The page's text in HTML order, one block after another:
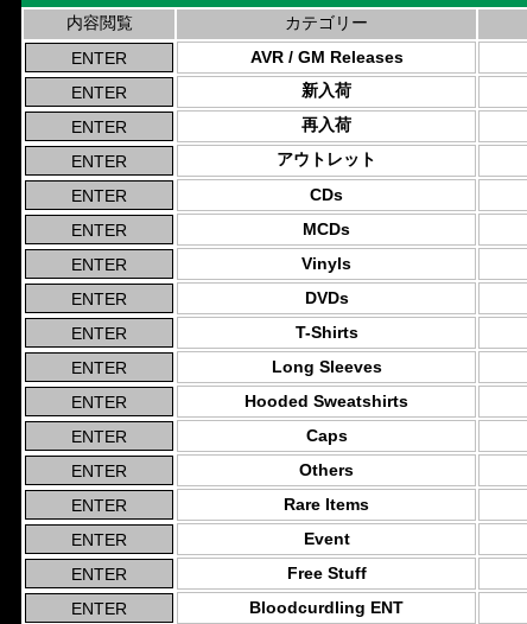
内容閲覧 カテゴリー
AVR / GM Releases
新入荷
再入荷
アウトレット
CDs
MCDs
Vinyls
DVDs
T-Shirts
Long Sleeves
Hooded Sweatshirts
Caps
Others
Rare Items
Event
Free Stuff
Bloodcurdling ENT